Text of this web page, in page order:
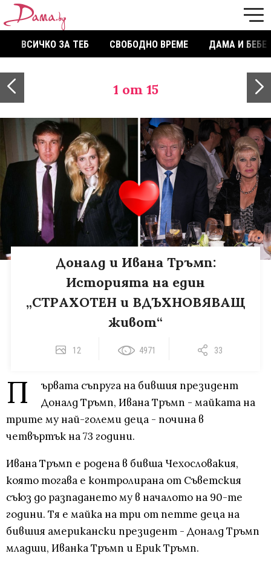
ВСИЧКО ЗА ТЕБ СВОБОДНО ВРЕМЕ ДАМА И БЕБЕ
1 от 15
Доналд и Ивана Тръмп:
Историята на един
„СТРАХОТЕН и ВДЪХНОВЯВАЩ
живот“
12 4971 33
П
ървата съпруга на бившия президент
Доналд Тръмп, Ивана Тръмп - майката на
трите му най-големи деца - почина в
четвъртък на 73 години.
Ивана Тръмп е родена в бивша Чехословакия,
която тогава е контролирана от Съветския
съюз до разпадането му в началото на 90-те
години. Тя е майка на три от петте деца на
бившия американски президент - Доналд Тръмп
младши, Иванка Тръмп и Ерик Тръмп.